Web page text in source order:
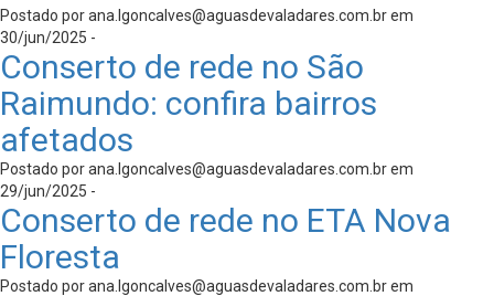
Postado porana.lgoncalves@aguasdevaladares.com.brem
30/jun/2025 -
Conserto de rede no São
Raimundo: confira bairros
afetados
Postado porana.lgoncalves@aguasdevaladares.com.brem
29/jun/2025 -
Conserto de rede no ETA Nova
Floresta
Postado porana.lgoncalves@aguasdevaladares.com.brem